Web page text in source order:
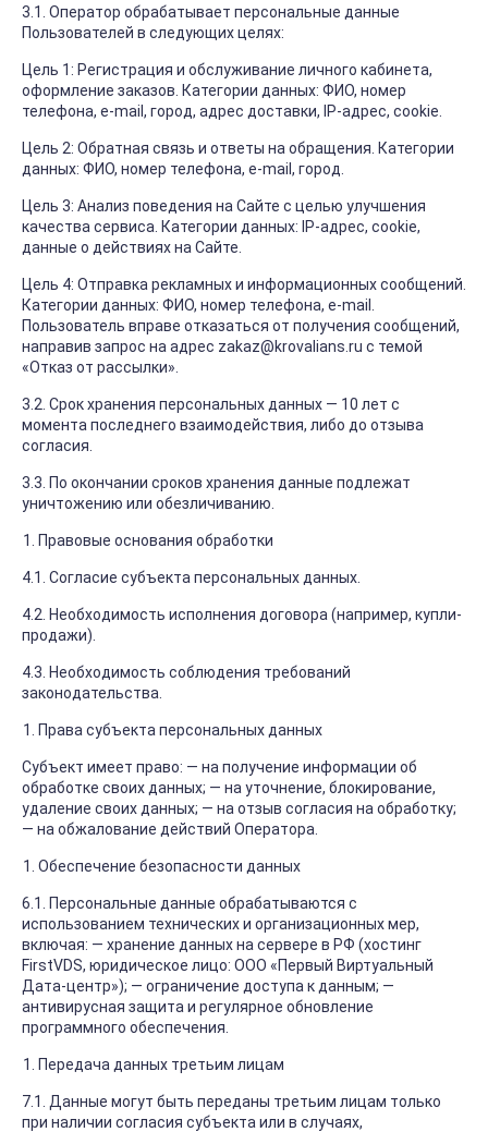
3.1. Оператор обрабатывает персональные данные
Пользователей в следующих целях:
Цель 1: Регистрация и обслуживание личного кабинета,
оформление заказов. Категории данных: ФИО, номер
телефона, e-mail, город, адрес доставки, IP-адрес, cookie.
Цель 2: Обратная связь и ответы на обращения. Категории
данных: ФИО, номер телефона, e-mail, город.
Цель 3: Анализ поведения на Сайте с целью улучшения
качества сервиса. Категории данных: IP-адрес, cookie,
данные о действиях на Сайте.
Цель 4: Отправка рекламных и информационных сообщений.
Категории данных: ФИО, номер телефона, e-mail.
Пользователь вправе отказаться от получения сообщений,
направив запрос на адрес zakaz@krovalians.ru с темой
«Отказ от рассылки».
3.2. Срок хранения персональных данных — 10 лет с
момента последнего взаимодействия, либо до отзыва
согласия.
3.3. По окончании сроков хранения данные подлежат
уничтожению или обезличиванию.
Правовые основания обработки
4.1. Согласие субъекта персональных данных.
4.2. Необходимость исполнения договора (например, купли-
продажи).
4.3. Необходимость соблюдения требований
законодательства.
Права субъекта персональных данных
Субъект имеет право: — на получение информации об
обработке своих данных; — на уточнение, блокирование,
удаление своих данных; — на отзыв согласия на обработку;
— на обжалование действий Оператора.
Обеспечение безопасности данных
6.1. Персональные данные обрабатываются с
использованием технических и организационных мер,
включая: — хранение данных на сервере в РФ (хостинг
FirstVDS, юридическое лицо: ООО «Первый Виртуальный
Дата-центр»); — ограничение доступа к данным; —
антивирусная защита и регулярное обновление
программного обеспечения.
Передача данных третьим лицам
7.1. Данные могут быть переданы третьим лицам только
при наличии согласия субъекта или в случаях,